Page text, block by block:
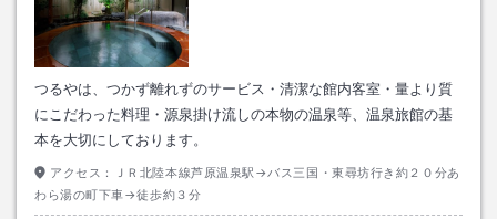
つるやは、つかず離れずのサービス・清潔な館内客室・量より質
にこだわった料理・源泉掛け流しの本物の温泉等、温泉旅館の基
本を大切にしております。
アクセス：
ＪＲ北陸本線芦原温泉駅→バス三国・東尋坊行き約２０分あ
わら湯の町下車→徒歩約３分